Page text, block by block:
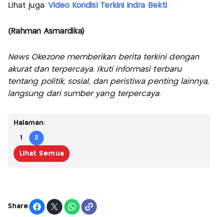
Lihat juga: Video Kondisi Terkini Indra Bekti
(Rahman Asmardika)
News Okezone memberikan berita terkini dengan
akurat dan terpercaya. Ikuti informasi terbaru
tentang politik, sosial, dan peristiwa penting lainnya,
langsung dari sumber yang terpercaya.
Halaman:
1 2
Lihat Semua
Share